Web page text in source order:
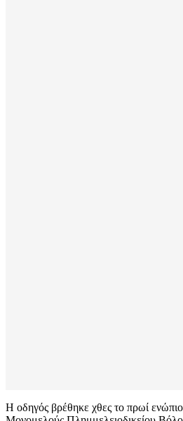
Η οδηγός βρέθηκε χθες το πρωί